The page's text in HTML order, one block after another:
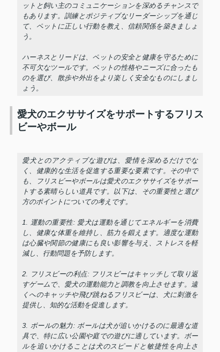
ットと飼い主のコミュニケーションを深めるチャンスで
もあります。訓練とポジティブなリーダーシップを通じ
て、ペットに正しい行動を教え、信頼関係を築きましょ
う。
ハーネスとリードは、ペットの安全と健康を守るために
不可欠なツールです。ペットの性格やニーズに合ったも
のを選び、散歩や外出をより楽しく安全なものにしまし
ょう。
愛犬のエクササイズをサポートするフリス
ビーやボール
愛犬とのアクティブな遊びは、愛情を深めるだけでな
く、健康的な生活を促進する重要な要素です。その中で
も、フリスビーやボールは愛犬のエクササイズをサポー
トする素晴らしい道具です。以下は、その重要性と選び
方のポイントについての考えです。
1. 運動の重要性: 愛犬は運動を通じてエネルギーを消費
し、健康な体重を維持し、筋力を鍛えます。適度な運動
は心臓や関節の健康にも良い影響を与え、ストレスを軽
減し、行動問題を予防します。
2. フリスビーの利点: フリスビーはキャッチして取り返
すゲームで、愛犬の運動能力と調教を向上させます。遠
くへのキャッチや飛び跳ねるフリスビーは、犬に刺激を
提供し、知的な活動を促進します。
3. ボールの魅力: ボールは犬が追いかけるのに最適な道
具で、特に広い公園や庭での遊びに適しています。ボー
ルを追いかけることは犬のスピードと敏捷性を向上さ